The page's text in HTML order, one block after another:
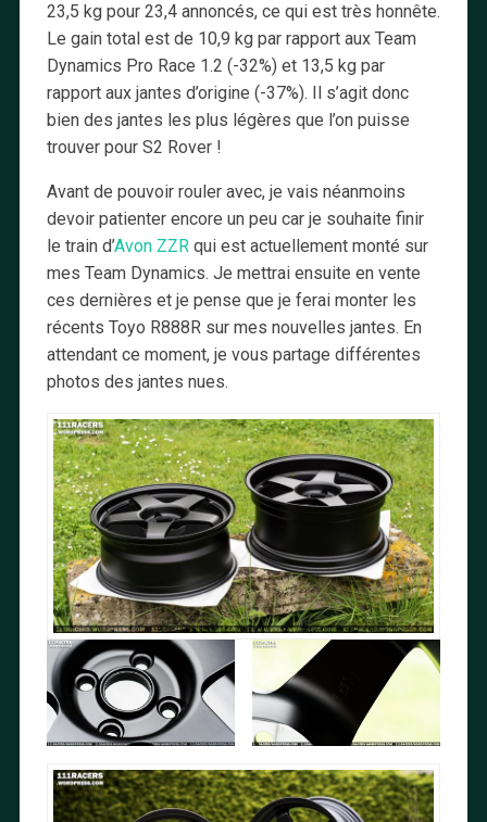
23,5 kg pour 23,4 annoncés, ce qui est très honnête.
Le gain total est de 10,9 kg par rapport aux Team
Dynamics Pro Race 1.2 (-32%) et 13,5 kg par
rapport aux jantes d’origine (-37%). Il s’agit donc
bien des jantes les plus légères que l’on puisse
trouver pour S2 Rover !
Avant de pouvoir rouler avec, je vais néanmoins
devoir patienter encore un peu car je souhaite finir
le train d’Avon ZZRqui est actuellement monté sur
mes Team Dynamics. Je mettrai ensuite en vente
ces dernières et je pense que je ferai monter les
récents Toyo R888R sur mes nouvelles jantes. En
attendant ce moment, je vous partage différentes
photos des jantes nues.